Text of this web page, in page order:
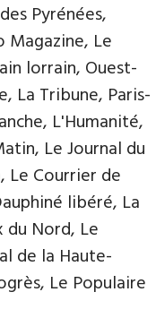
Pyrénées,
Magazine, Le
lorrain, Ouest-
La Tribune, Paris-
L'Humanité,
Le Journal du
Le Courrier de
libéré, La
du Nord, Le
de la Haute-
Le Populaire